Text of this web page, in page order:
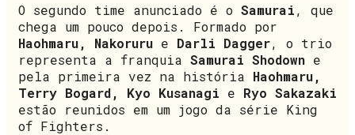
O segundo time anunciado é o Samurai, que
chega um pouco depois. Formado por
Haohmaru, Nakoruru e Darli Dagger, o trio
representa a franquia Samurai Shodown e
pela primeira vez na história Haohmaru,
Terry Bogard, Kyo Kusanagi e Ryo Sakazaki
estão reunidos em um jogo da série King
of Fighters.